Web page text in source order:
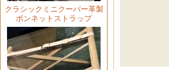
クラシックミニクーパー革製
ボンネットストラップ